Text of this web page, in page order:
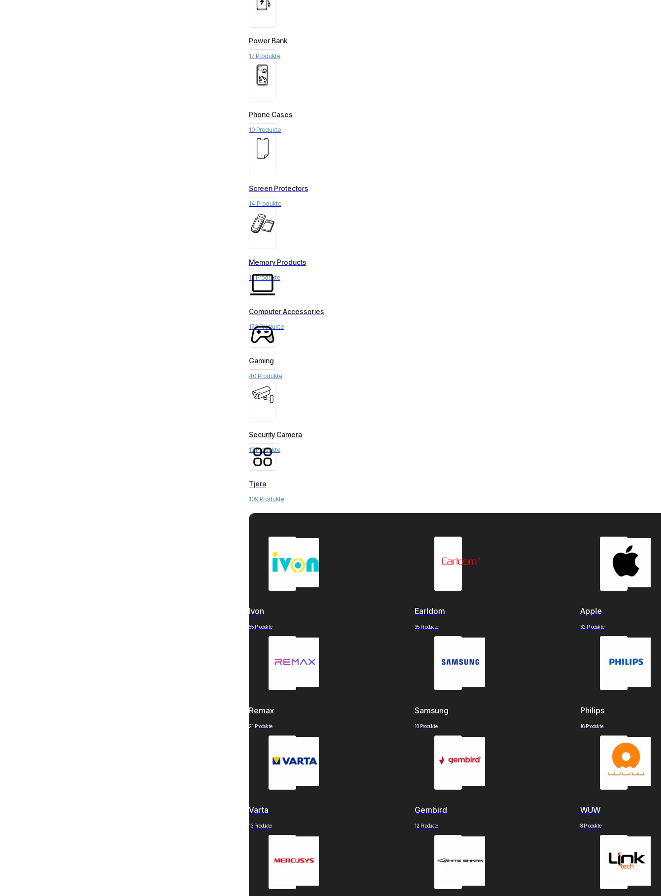
Power Bank
17 Produkte
Phone Cases
10 Produkte
Screen Protectors
14 Produkte
Memory Products
13 Produkte
Computer Accessories
170 Produkte
Gaming
40 Produkte
Security Camera
13 Produkte
Tjera
109 Produkte
Ivon
55 Produkte
Earldom
35 Produkte
Apple
32 Produkte
Remax
21 Produkte
Samsung
18 Produkte
Philips
16 Produkte
Varta
13 Produkte
Gembird
12 Produkte
WUW
8 Produkte